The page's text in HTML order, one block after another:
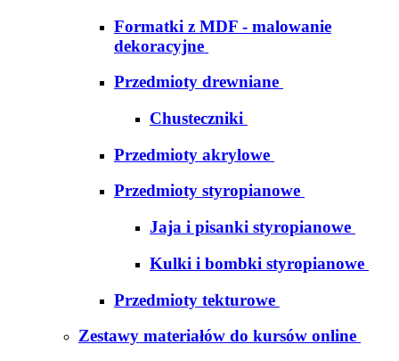
Formatki z MDF - malowanie
dekoracyjne
Przedmioty drewniane
Chusteczniki
Przedmioty akrylowe
Przedmioty styropianowe
Jaja i pisanki styropianowe
Kulki i bombki styropianowe
Przedmioty tekturowe
Zestawy materiałów do kursów online